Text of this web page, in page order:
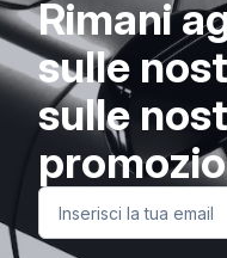
Rimani
sulle
sulle